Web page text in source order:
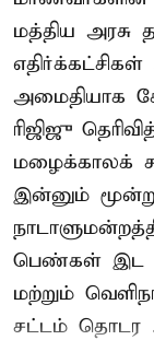
மத்திய அரசு
அமைதியாக
ரிஜிஜு
மழைக்காலக்
இன்னும்
பெண்கள் இட
மற்றும்
சட்டம் தொடர